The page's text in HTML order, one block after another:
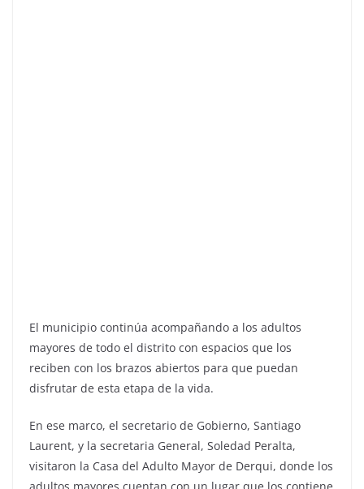
El municipio continúa acompañando a los adultos
mayores de todo el distrito con espacios que los
reciben con los brazos abiertos para que puedan
disfrutar de esta etapa de la vida.
En ese marco, el secretario de Gobierno, Santiago
Laurent, y la secretaria General, Soledad Peralta,
visitaron la Casa del Adulto Mayor de Derqui, donde los